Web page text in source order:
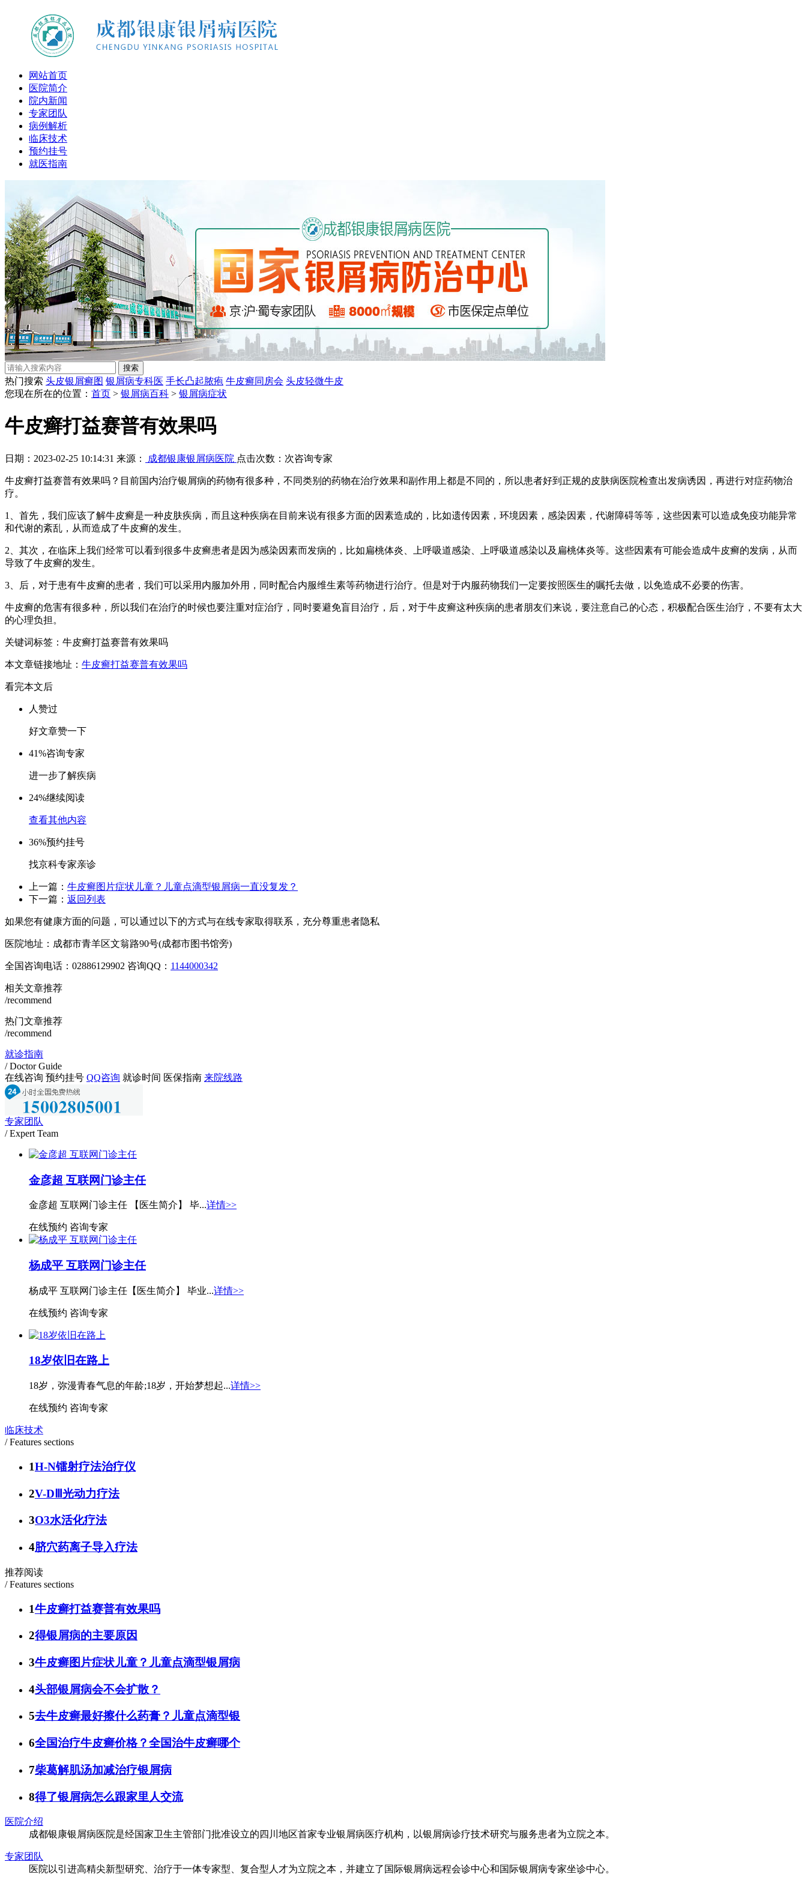
网站首页
医院简介
院内新闻
专家团队
病例解析
临床技术
预约挂号
就医指南
热门搜索 头皮银屑癣图 银屑病专科医 手长凸起脓疱 牛皮癣同房会 头皮轻微牛皮
您现在所在的位置： 首页 > 银屑病百科 > 银屑病症状
牛皮癣打益赛普有效果吗
日期：2023-02-25 10:14:31 来源： 成都银康银屑病医院 点击次数： 次咨询专家
牛皮癣打益赛普有效果吗？目前国内治疗银屑病的药物有很多种，不同类别的药物在治疗效果和副作用上都是不同的，所以患者好到正规的皮肤病医院检查出发病诱因，再进行对症药物治
疗。
1、首先，我们应该了解牛皮癣是一种皮肤疾病，而且这种疾病在目前来说有很多方面的因素造成的，比如遗传因素，环境因素，感染因素，代谢障碍等等，这些因素可以造成免疫功能异常
和代谢的紊乱，从而造成了牛皮癣的发生。
2、其次，在临床上我们经常可以看到很多牛皮癣患者是因为感染因素而发病的，比如扁桃体炎、上呼吸道感染、上呼吸道感染以及扁桃体炎等。这些因素有可能会造成牛皮癣的发病，从而
导致了牛皮癣的发生。
3、后，对于患有牛皮癣的患者，我们可以采用内服加外用，同时配合内服维生素等药物进行治疗。但是对于内服药物我们一定要按照医生的嘱托去做，以免造成不必要的伤害。
牛皮癣的危害有很多种，所以我们在治疗的时候也要注重对症治疗，同时要避免盲目治疗，后，对于牛皮癣这种疾病的患者朋友们来说，要注意自己的心态，积极配合医生治疗，不要有太大
的心理负担。
关键词标签：牛皮癣打益赛普有效果吗
本文章链接地址： 牛皮癣打益赛普有效果吗
看完本文后
人赞过
好文章赞一下
41%咨询专家
进一步了解疾病
24%继续阅读
查看其他内容
36%预约挂号
找京科专家亲诊
上一篇： 牛皮癣图片症状儿童？儿童点滴型银屑病一直没复发？
下一篇： 返回列表
如果您有健康方面的问题，可以通过以下的方式与在线专家取得联系，充分尊重患者隐私
医院地址：成都市青羊区文翁路90号(成都市图书馆旁)
全国咨询电话： 02886129902 咨询QQ： 1144000342
相关文章推荐
/recommend
热门文章推荐
/recommend
就诊指南
/ Doctor Guide
在线咨询 预约挂号 QQ咨询 就诊时间 医保指南 来院线路
专家团队
/ Expert Team
金彦超 互联网门诊主任
金彦超 互联网门诊主任 【医生简介】 毕...详情>>
在线预约 咨询专家
杨成平 互联网门诊主任
杨成平 互联网门诊主任【医生简介】 毕业...详情>>
在线预约 咨询专家
18岁依旧在路上
18岁，弥漫青春气息的年龄;18岁，开始梦想起...详情>>
在线预约 咨询专家
临床技术
/ Features sections
1H-N镭射疗法治疗仪
2V-DⅢ光动力疗法
3O3水活化疗法
4脐穴药离子导入疗法
推荐阅读
/ Features sections
1牛皮癣打益赛普有效果吗
2得银屑病的主要原因
3牛皮癣图片症状儿童？儿童点滴型银屑病
4头部银屑病会不会扩散？
5去牛皮癣最好擦什么药膏？儿童点滴型银
6全国治疗牛皮癣价格？全国治牛皮癣哪个
7柴葛解肌汤加减治疗银屑病
8得了银屑病怎么跟家里人交流
医院介绍
成都银康银屑病医院是经国家卫生主管部门批准设立的四川地区首家专业银屑病医疗机构，以银屑病诊疗技术研究与服务患者为立院之本。
专家团队
医院以引进高精尖新型研究、治疗于一体专家型、复合型人才为立院之本，并建立了国际银屑病远程会诊中心和国际银屑病专家坐诊中心。